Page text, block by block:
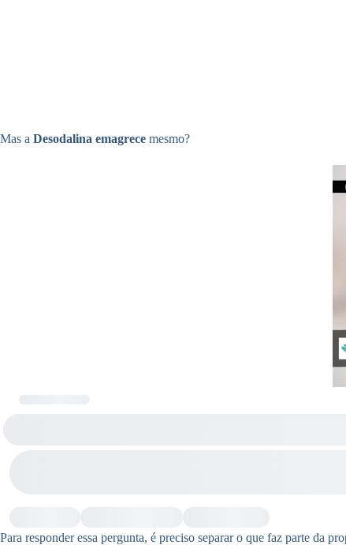
Mas a Desodalina emagrece mesmo?
Para responder essa pergunta, é preciso separar o que faz parte da